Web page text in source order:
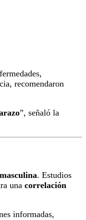
recomendaron
”, señaló la
. Estudios
una correlación
informadas,